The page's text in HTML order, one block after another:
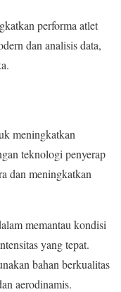
performa atlet
dan analisis data,
meningkatkan
teknologi penyerap
dan meningkatkan
memantau kondisi
yang tepat.
bahan berkualitas
aerodinamis.